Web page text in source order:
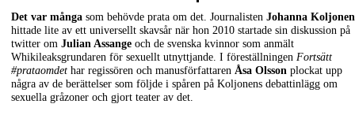
Det var många som behövde prata om det. Journalisten Johanna Koljonen
hittade lite av ett universellt skavsår när hon 2010 startade sin diskussion på
twitter om Julian Assange och de svenska kvinnor som anmält
Whikileaksgrundaren för sexuellt utnyttjande. I föreställningen Fortsätt
#prataomdet har regissören och manusförfattaren Åsa Olsson plockat upp
några av de berättelser som följde i spåren på Koljonens debattinlägg om
sexuella gråzoner och gjort teater av det.